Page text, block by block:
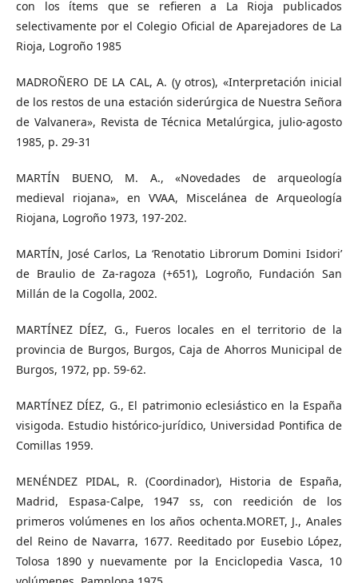
con los ítems que se refieren a La Rioja publicados
selectivamente por el Colegio Oficial de Aparejadores de La
Rioja, Logroño 1985
MADROÑERO DE LA CAL, A. (y otros), «Interpretación inicial
de los restos de una estación siderúrgica de Nuestra Señora
de Valvanera», Revista de Técnica Metalúrgica, julio-agosto
1985, p. 29-31
MARTÍN BUENO, M. A., «Novedades de arqueología
medieval riojana», en VVAA, Miscelánea de Arqueología
Riojana, Logroño 1973, 197-202.
MARTÍN, José Carlos, La ‘Renotatio Librorum Domini Isidori’
de Braulio de Za-ragoza (+651), Logroño, Fundación San
Millán de la Cogolla, 2002.
MARTÍNEZ DÍEZ, G., Fueros locales en el territorio de la
provincia de Burgos, Burgos, Caja de Ahorros Municipal de
Burgos, 1972, pp. 59-62.
MARTÍNEZ DÍEZ, G., El patrimonio eclesiástico en la España
visigoda. Estudio histórico-jurídico, Universidad Pontifica de
Comillas 1959.
MENÉNDEZ PIDAL, R. (Coordinador), Historia de España,
Madrid, Espasa-Calpe, 1947 ss, con reedición de los
primeros volúmenes en los años ochenta.MORET, J., Anales
del Reino de Navarra, 1677. Reeditado por Eusebio López,
Tolosa 1890 y nuevamente por la Enciclopedia Vasca, 10